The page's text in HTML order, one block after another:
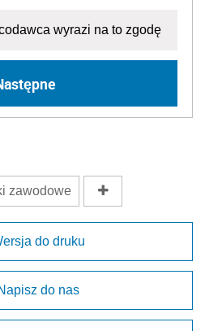
wyrazi na to zgodę
zawodowe
do druku
do nas